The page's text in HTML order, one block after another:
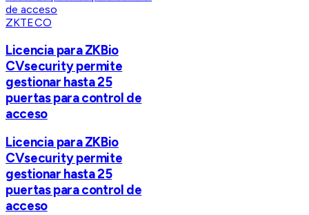
ZKTECO
Licencia para ZKBio
CVsecurity permite
gestionar hasta 25
puertas para control de
acceso
Licencia para ZKBio
CVsecurity permite
gestionar hasta 25
puertas para control de
acceso